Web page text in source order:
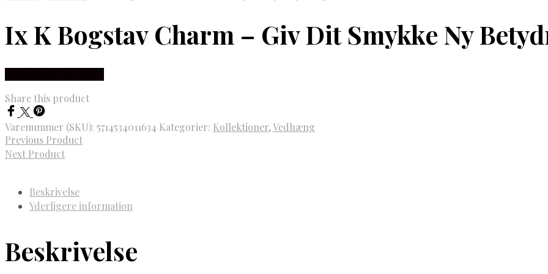
Ix K Bogstav Charm – Giv Dit Smykke Ny
Share this product
Varenummer (SKU): 5714534011634 Kategorier: Kollektioner,Vedhæng
Previous Product
Next Product
Beskrivelse
Yderligere information
Beskrivelse